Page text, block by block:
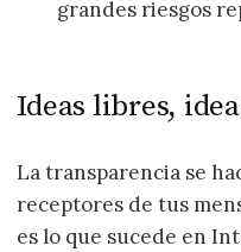
grandes riesgos
Ideas libres,
La transparencia se
receptores de tus
es lo que sucede en